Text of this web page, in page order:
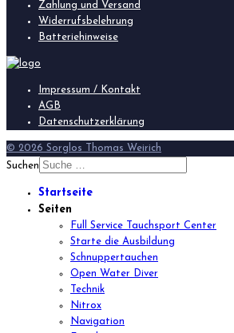
Zahlung und Versand
Widerrufsbelehrung
Batteriehinweise
Impressum / Kontakt
AGB
Datenschutzerklärung
© 2026 Sorglos Thomas Weirich
Suchen
Startseite
Seiten
Full Service Tauchsport Center
Starte die Ausbildung
Schnuppertauchen
Open Water Diver
Technik
Nitrox
Navigation